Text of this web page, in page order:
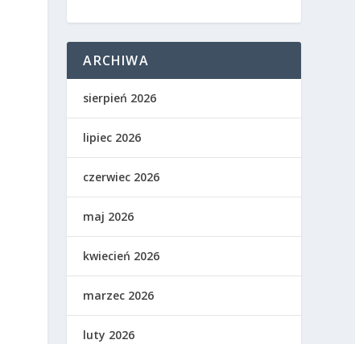
ARCHIWA
sierpień 2026
lipiec 2026
czerwiec 2026
maj 2026
kwiecień 2026
marzec 2026
luty 2026